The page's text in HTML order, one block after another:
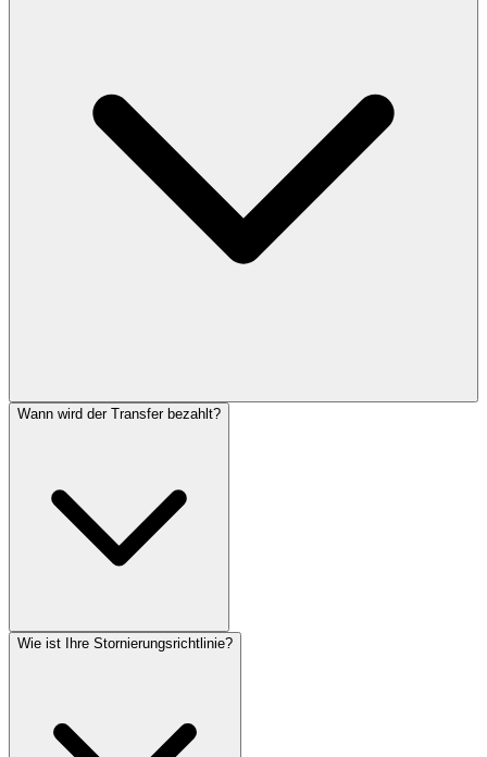
Wann wird der Transfer bezahlt?
Wie ist Ihre Stornierungsrichtlinie?